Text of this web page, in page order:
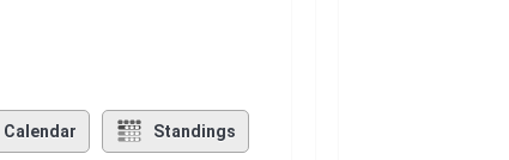
Calendar Standings